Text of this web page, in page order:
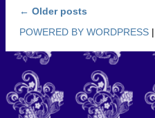
Post navigation
← Older posts
POWERED BY WORDPRESS |